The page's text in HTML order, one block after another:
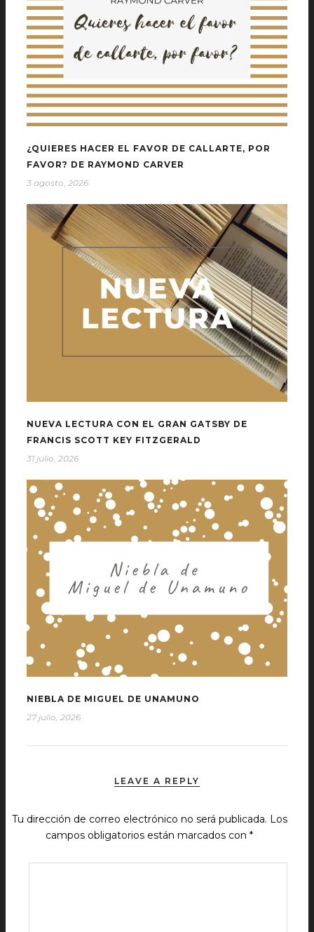
¿QUIERES HACER EL FAVOR DE CALLARTE, POR
FAVOR? DE RAYMOND CARVER
3 agosto, 2026
NUEVA LECTURA CON EL GRAN GATSBY DE
FRANCIS SCOTT KEY FITZGERALD
31 julio, 2026
NIEBLA DE MIGUEL DE UNAMUNO
27 julio, 2026
LEAVE A REPLY
Tu dirección de correo electrónico no será publicada. Los
campos obligatorios están marcados con*